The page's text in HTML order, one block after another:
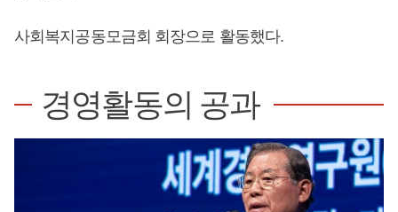
사회복지공동모금회 회장으로 활동했다.
경영활동의 공과